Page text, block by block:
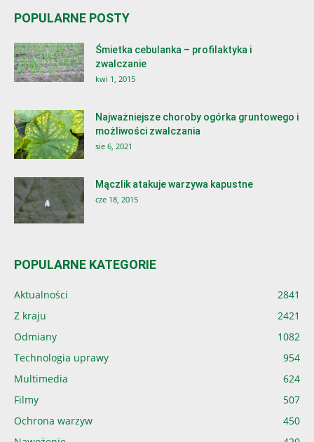
POPULARNE POSTY
Śmietka cebulanka – profilaktyka i
zwalczanie
kwi 1, 2015
Najważniejsze choroby ogórka gruntowego i
możliwości zwalczania
sie 6, 2021
Mączlik atakuje warzywa kapustne
cze 18, 2015
POPULARNE KATEGORIE
Aktualności
2841
Z kraju
2421
Odmiany
1082
Technologia uprawy
954
Multimedia
624
Filmy
507
Ochrona warzyw
450